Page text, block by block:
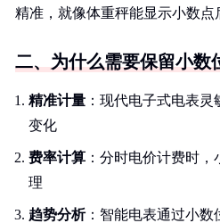
精准，就像体重秤能显示小数点
二、为什么需要保留小数
精准计量 ：现代电子式电表
变化
费率计算 ：分时电价计费时
理
趋势分析：智能电表通过小数